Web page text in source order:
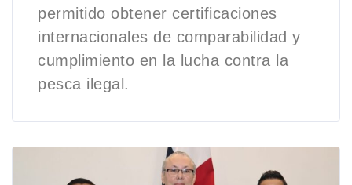
permitido obtener certificaciones
internacionales de comparabilidad y
cumplimiento en la lucha contra la
pesca ilegal.